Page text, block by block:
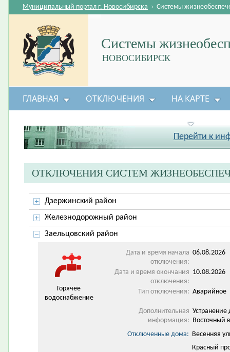
Системы
НОВОСИБИРСК
Муниципальный портал г. Новосибирска › Системы
ГЛАВНАЯ ОТКЛЮЧЕНИЯ НА КАРТЕ
Перейти к
ОТКЛЮЧЕНИЯ СИСТЕМ
Дзержинский район
Железнодорожный район
Заельцовский район
Горячее
водоснабжение
Дата и время начала
отключения:
06.08.2026
Дата и время окончания
отключения:
10.08.2026
Тип отключения: Аварийное
Дополнительная
информация: Восточный
Отключенные дома: Весенняя
Красный